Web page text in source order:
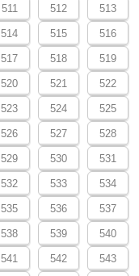
511 512 513
514 515 516
517 518 519
520 521 522
523 524 525
526 527 528
529 530 531
532 533 534
535 536 537
538 539 540
541 542 543